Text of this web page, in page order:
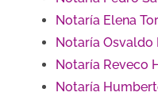
Notaría Elena
Notaría Osvaldo
Notaría Reveco
Notaría